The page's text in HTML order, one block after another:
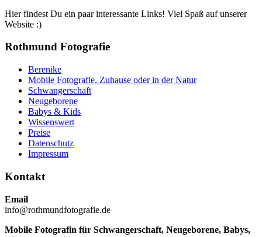
Hier findest Du ein paar interessante Links! Viel Spaß auf unserer
Website :)
Rothmund Fotografie
Berenike
Mobile Fotografie, Zuhause oder in der Natur
Schwangerschaft
Neugeborene
Babys & Kids
Wissenswert
Preise
Datenschutz
Impressum
Kontakt
Email
info@rothmundfotografie.de
Mobile Fotografin für Schwangerschaft, Neugeborene, Babys,